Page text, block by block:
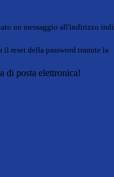
un messaggio all'indirizzo
il reset della password tramite la
di posta elettronica!